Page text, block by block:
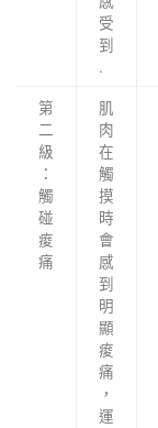
受
到
.
第
二
級
：
觸
碰
痠
痛
肌
肉
在
觸
摸
時
會
感
到
明
顯
痠
痛
，
運